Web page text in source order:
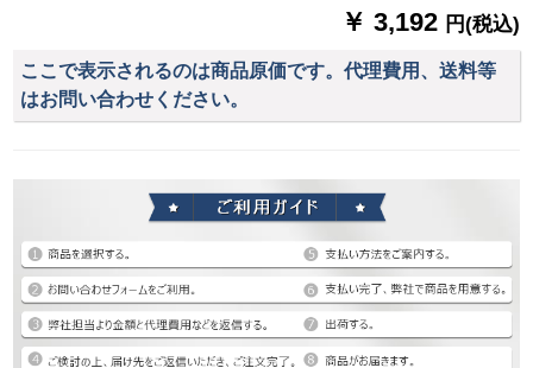
￥ 3,192 円(税込)
ここで表示されるのは商品原価です。代理費用、送料等
はお問い合わせください。